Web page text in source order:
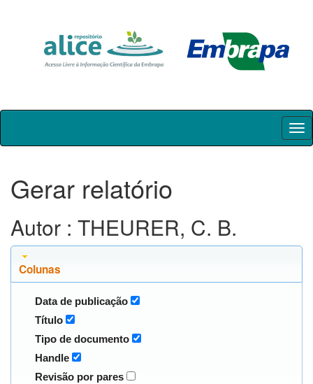
Skip
Gerar relatório
Autor : THEURER, C. B.
Colunas
Data de publicação
Título
Tipo de documento
Handle
Revisão por pares